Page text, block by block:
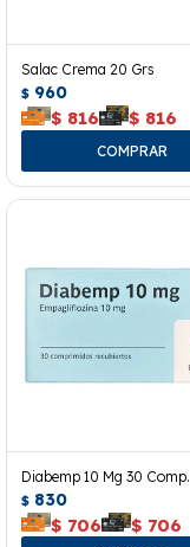
Salac Crema 20 Grs
$ 960
$ 816 $ 816
Diabemp 10 Mg 30 Comp.
$ 830
$ 706 $ 706